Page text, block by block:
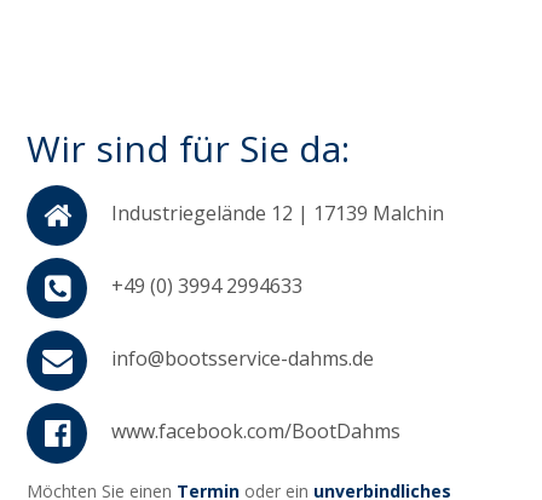
Wir sind für Sie da:
Industriegelände 12 | 17139 Malchin
+49 (0) 3994 2994633
info@bootsservice-dahms.de
www.facebook.com/BootDahms
Möchten Sie einen Termin oder ein unverbindliches